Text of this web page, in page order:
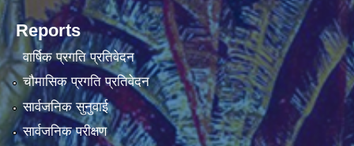
Reports
वार्षिक प्रगति प्रतिवेदन
चौमासिक प्रगति प्रतिवेदन
सार्वजनिक सुनुवाई
सार्वजनिक परीक्षण